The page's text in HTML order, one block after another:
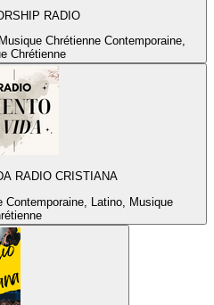
RADIO
Chrétienne Contemporaine,
Chrétienne
RADIO CRISTIANA
Contemporaine, Latino, Musique